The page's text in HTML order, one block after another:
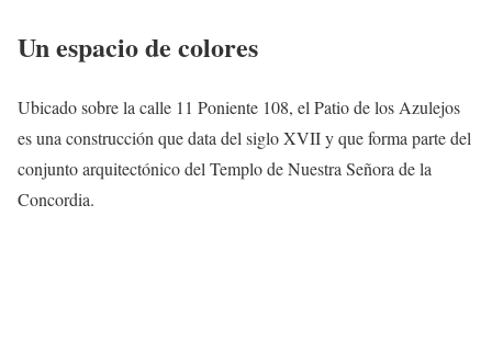
Un espacio de colores
Ubicado sobre la calle 11 Poniente 108, el Patio de los Azulejos
es una construcción que data del siglo XVII y que forma parte del
conjunto arquitectónico del Templo de Nuestra Señora de la
Concordia.